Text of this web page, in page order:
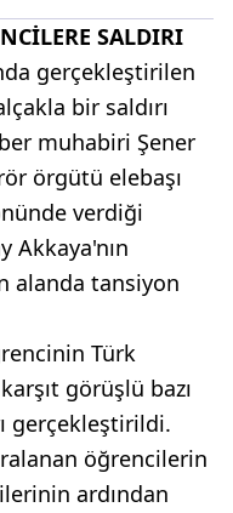
SALDIRI
gerçekleştirilen
bir saldırı
muhabiri Şener
örgütü elebaşı
verdiği
Akkaya'nın
alanda tansiyon
Türk
görüşlü bazı
gerçekleştirildi.
öğrencilerin
ardından